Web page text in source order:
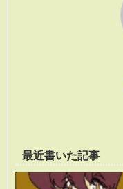
最近書いた記事